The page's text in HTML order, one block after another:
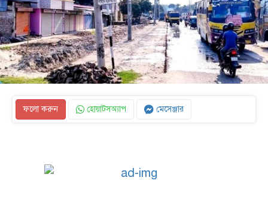
ফলো করুন হোয়াটসঅ্যাপ মেসেঞ্জার